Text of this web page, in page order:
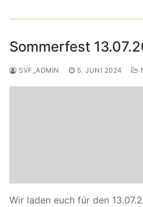
Sommerfest
SVF_ADMIN 5. JUNI 2024
Wir laden euch für den